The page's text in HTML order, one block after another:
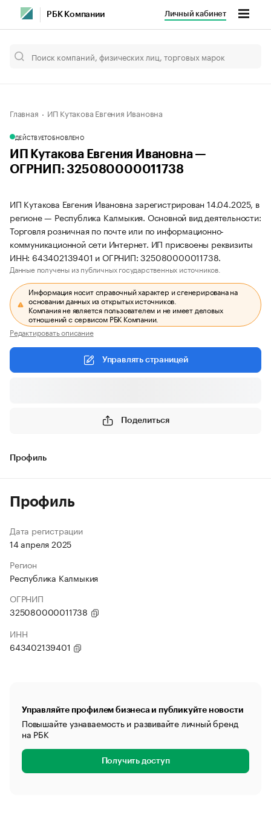
РБК Компании Личный кабинет
Главная ИП Кутакова Евгения Ивановна
ДЕЙСТВУЕТОБНОВЛЕНО
ИП Кутакова Евгения Ивановна —
ОГРНИП: 325080000011738
ИП Кутакова Евгения Ивановна зарегистрирован 14.04.2025, в
регионе — Республика Калмыкия. Основной вид деятельности:
Торговля розничная по почте или по информационно-
коммуникационной сети Интернет. ИП присвоены реквизиты
ИНН: 643402139401 и ОГРНИП: 325080000011738.
Данные получены из публичных государственных источников.
Информация носит справочный характер и сгенерирована на
основании данных из открытых источников.
Компания не является пользователем и не имеет деловых
отношений с сервисом РБК Компании.
Редактировать описание
Управлять страницей
Поделиться
Профиль
Профиль
Дата регистрации
14 апреля 2025
Регион
Республика Калмыкия
ОГРНИП
325080000011738
ИНН
643402139401
Управляйте профилем бизнеса и публикуйте новости
Повышайте узнаваемость и развивайте личный бренд
на РБК
Получить доступ